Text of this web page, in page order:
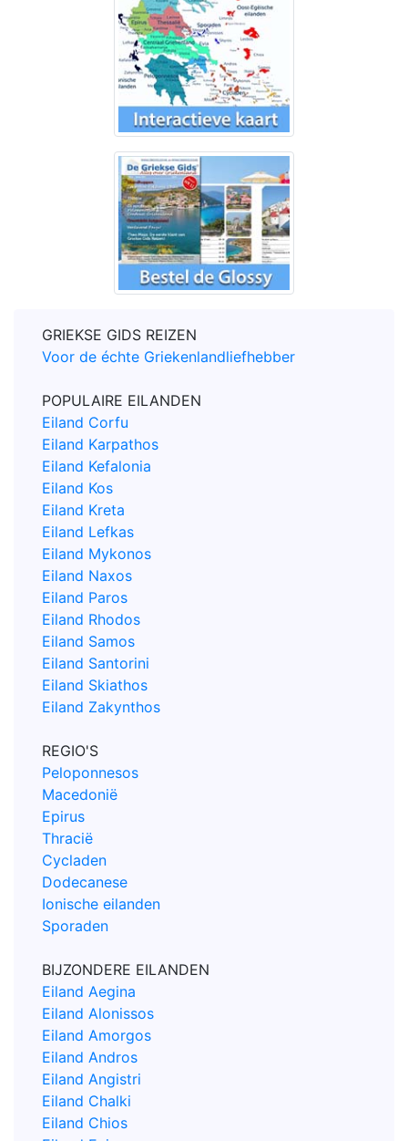
GRIEKSE GIDS REIZEN
Voor de échte Griekenlandliefhebber
POPULAIRE EILANDEN
Eiland Corfu
Eiland Karpathos
Eiland Kefalonia
Eiland Kos
Eiland Kreta
Eiland Lefkas
Eiland Mykonos
Eiland Naxos
Eiland Paros
Eiland Rhodos
Eiland Samos
Eiland Santorini
Eiland Skiathos
Eiland Zakynthos
REGIO'S
Peloponnesos
Macedonië
Epirus
Thracië
Cycladen
Dodecanese
Ionische eilanden
Sporaden
BIJZONDERE EILANDEN
Eiland Aegina
Eiland Alonissos
Eiland Amorgos
Eiland Andros
Eiland Angistri
Eiland Chalki
Eiland Chios